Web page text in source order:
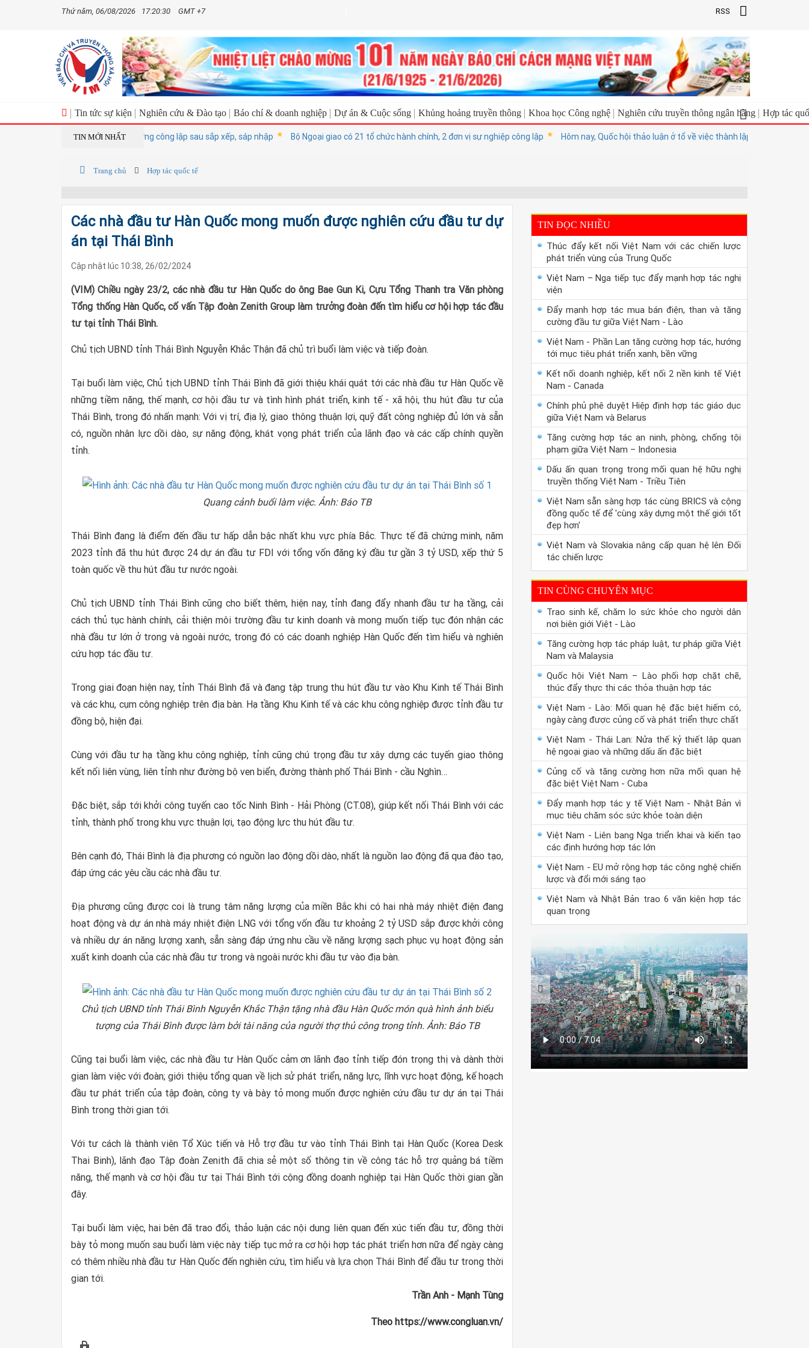
Thứ năm, 06/08/2026 17:20:31 GMT +7 RSS
Tin tức sự kiện Nghiên cứu & Đào tạo Báo chí & doanh nghiệp Dự án & Cuộc sống Khủng hoảng truyền thông Khoa học Công nghệ Nghiên cứu truyền thông ngân hàng Hợp tác
TIN MỚI NHẤT
giảm hơn 17.000 đầu mối trường công lập sau sắp xếp, sáp nhập Bộ Ngoại giao có 21 tổ chức hành chính, 2 đơn vị sự nghiệp công lập Hôm nay, Quốc hội thảo luận ở tổ về việc thành lập TP Quảng Ninh và
Trang chủ Hợp tác quốc tế
Các nhà đầu tư Hàn Quốc mong muốn được nghiên cứu đầu tư dự
án tại Thái Bình
Cập nhật lúc 10:38, 26/02/2024
(VIM) Chiều ngày 23/2, các nhà đầu tư Hàn Quốc do ông Bae Gun Ki, Cựu Tổng Thanh tra Văn phòng
Tổng thống Hàn Quốc, cố vấn Tập đoàn Zenith Group làm trưởng đoàn đến tìm hiểu cơ hội hợp tác đầu
tư tại tỉnh Thái Bình.
Chủ tịch UBND tỉnh Thái Bình Nguyễn Khắc Thận đã chủ trì buổi làm việc và tiếp đoàn.
Tại buổi làm việc, Chủ tịch UBND tỉnh Thái Bình đã giới thiệu khái quát tới các nhà đầu tư Hàn Quốc về
những tiềm năng, thế mạnh, cơ hội đầu tư và tình hình phát triển, kinh tế - xã hội, thu hút đầu tư của
Thái Bình, trong đó nhấn mạnh: Với vị trí, địa lý, giao thông thuận lợi, quỹ đất công nghiệp đủ lớn và sẵn
có, nguồn nhân lực dồi dào, sự năng động, khát vọng phát triển của lãnh đạo và các cấp chính quyền
tỉnh.
Quang cảnh buổi làm việc. Ảnh: Báo TB
Thái Bình đang là điểm đến đầu tư hấp dẫn bậc nhất khu vực phía Bắc. Thực tế đã chứng minh, năm
2023 tỉnh đã thu hút được 24 dự án đầu tư FDI với tổng vốn đăng ký đầu tư gần 3 tỷ USD, xếp thứ 5
toàn quốc về thu hút đầu tư nước ngoài.
Chủ tịch UBND tỉnh Thái Bình cũng cho biết thêm, hiện nay, tỉnh đang đẩy nhanh đầu tư hạ tầng, cải
cách thủ tục hành chính, cải thiện môi trường đầu tư kinh doanh và mong muốn tiếp tục đón nhận các
nhà đầu tư lớn ở trong và ngoài nước, trong đó có các doanh nghiệp Hàn Quốc đến tìm hiểu và nghiên
cứu hợp tác đầu tư.
Trong giai đoạn hiện nay, tỉnh Thái Bình đã và đang tập trung thu hút đầu tư vào Khu Kinh tế Thái Bình
và các khu, cụm công nghiệp trên địa bàn. Hạ tầng Khu Kinh tế và các khu công nghiệp được tỉnh đầu tư
đồng bộ, hiện đại.
Cùng với đầu tư hạ tầng khu công nghiệp, tỉnh cũng chú trọng đầu tư xây dựng các tuyến giao thông
kết nối liên vùng, liên tỉnh như đường bộ ven biển, đường thành phố Thái Bình - cầu Nghìn…
Đặc biệt, sắp tới khởi công tuyến cao tốc Ninh Bình - Hải Phòng (CT.08), giúp kết nối Thái Bình với các
tỉnh, thành phố trong khu vực thuận lợi, tạo động lực thu hút đầu tư.
Bên cạnh đó, Thái Bình là địa phương có nguồn lao động dồi dào, nhất là nguồn lao động đã qua đào tạo,
đáp ứng các yêu cầu các nhà đầu tư.
Địa phương cũng được coi là trung tâm năng lượng của miền Bắc khi có hai nhà máy nhiệt điện đang
hoạt động và dự án nhà máy nhiệt điện LNG với tổng vốn đầu tư khoảng 2 tỷ USD sắp được khởi công
và nhiều dự án năng lượng xanh, sẵn sàng đáp ứng nhu cầu về năng lượng sạch phục vụ hoạt động sản
xuất kinh doanh của các nhà đầu tư trong và ngoài nước khi đầu tư vào địa bàn.
Chủ tịch UBND tỉnh Thái Bình Nguyễn Khắc Thận tặng nhà đầu Hàn Quốc món quà hình ảnh biểu
tượng của Thái Bình được làm bởi tài năng của người thợ thủ công trong tỉnh. Ảnh: Báo TB
Cũng tại buổi làm việc, các nhà đầu tư Hàn Quốc cảm ơn lãnh đạo tỉnh tiếp đón trọng thị và dành thời
gian làm việc với đoàn; giới thiệu tổng quan về lịch sử phát triển, năng lực, lĩnh vực hoạt động, kế hoạch
đầu tư phát triển của tập đoàn, công ty và bày tỏ mong muốn được nghiên cứu đầu tư dự án tại Thái
Bình trong thời gian tới.
Với tư cách là thành viên Tổ Xúc tiến và Hỗ trợ đầu tư vào tỉnh Thái Bình tại Hàn Quốc (Korea Desk
Thai Binh), lãnh đạo Tập đoàn Zenith đã chia sẻ một số thông tin về công tác hỗ trợ quảng bá tiềm
năng, thế mạnh và cơ hội đầu tư tại Thái Bình tới cộng đồng doanh nghiệp tại Hàn Quốc thời gian gần
đây.
Tại buổi làm việc, hai bên đã trao đổi, thảo luận các nội dung liên quan đến xúc tiến đầu tư, đồng thời
bày tỏ mong muốn sau buổi làm việc này tiếp tục mở ra cơ hội hợp tác phát triển hơn nữa để ngày càng
có thêm nhiều nhà đầu tư Hàn Quốc đến nghiên cứu, tìm hiểu và lựa chọn Thái Bình để đầu tư trong thời
gian tới.
Trần Anh - Mạnh Tùng
Theo https://www.congluan.vn/
TIN ĐỌC NHIỀU
Thúc đẩy kết nối Việt Nam với các chiến lược
phát triển vùng của Trung Quốc
Việt Nam – Nga tiếp tục đẩy mạnh hợp tác nghị
viện
Đẩy mạnh hợp tác mua bán điện, than và tăng
cường đầu tư giữa Việt Nam - Lào
Việt Nam - Phần Lan tăng cường hợp tác, hướng
tới mục tiêu phát triển xanh, bền vững
Kết nối doanh nghiệp, kết nối 2 nền kinh tế Việt
Nam - Canada
Chính phủ phê duyệt Hiệp định hợp tác giáo dục
giữa Việt Nam và Belarus
Tăng cường hợp tác an ninh, phòng, chống tội
phạm giữa Việt Nam – Indonesia
Dấu ấn quan trọng trong mối quan hệ hữu nghị
truyền thống Việt Nam - Triều Tiên
Việt Nam sẵn sàng hợp tác cùng BRICS và cộng
đồng quốc tế để 'cùng xây dựng một thế giới tốt
đẹp hơn'
Việt Nam và Slovakia nâng cấp quan hệ lên Đối
tác chiến lược
TIN CÙNG CHUYÊN MỤC
Trao sinh kế, chăm lo sức khỏe cho người dân
nơi biên giới Việt - Lào
Tăng cường hợp tác pháp luật, tư pháp giữa Việt
Nam và Malaysia
Quốc hội Việt Nam – Lào phối hợp chặt chẽ,
thúc đẩy thực thi các thỏa thuận hợp tác
Việt Nam - Lào: Mối quan hệ đặc biệt hiếm có,
ngày càng được củng cố và phát triển thực chất
Việt Nam - Thái Lan: Nửa thế kỷ thiết lập quan
hệ ngoại giao và những dấu ấn đặc biệt
Củng cố và tăng cường hơn nữa mối quan hệ
đặc biệt Việt Nam - Cuba
Đẩy mạnh hợp tác y tế Việt Nam - Nhật Bản vì
mục tiêu chăm sóc sức khỏe toàn diện
Việt Nam - Liên bang Nga triển khai và kiến tạo
các định hướng hợp tác lớn
Việt Nam - EU mở rộng hợp tác công nghệ chiến
lược và đổi mới sáng tạo
Việt Nam và Nhật Bản trao 6 văn kiện hợp tác
quan trọng